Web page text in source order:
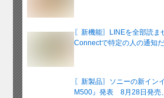
〖新機能〗LINEを全部読ま
Connectで特定の人の通知
〖新製品〗ソニーの新イン
M500』発表 8月28日発売